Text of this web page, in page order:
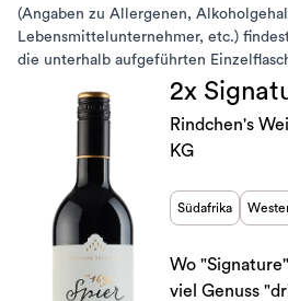
(Angaben zu Allergenen,
Lebensmittelunternehmer, etc.)
die unterhalb aufgeführten
2x
Rindchen's
KG
Südafrika
Wo
viel Genuss